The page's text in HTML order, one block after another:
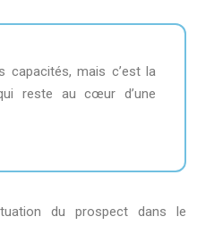
capacités, mais c’est la
reste au cœur d’une
du prospect dans le